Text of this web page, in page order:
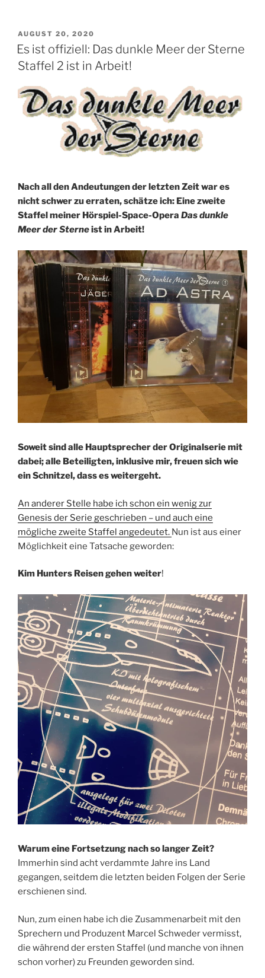
VERÖFFENTLICHT
AM
AUGUST 20, 2020
Es ist offiziell: Das dunkle Meer der Sterne
Staffel 2 ist in Arbeit!
Nach all den Andeutungen der letzten Zeit war es
nicht schwer zu erraten, schätze ich: Eine zweite
Staffel meiner Hörspiel-Space-Opera Das dunkle
Meer der Sterneist in Arbeit!
Soweit sind alle Hauptsprecher der Originalserie mit
dabei; alle Beteiligten, inklusive mir, freuen sich wie
ein Schnitzel, dass es weitergeht.
An anderer Stelle habe ich schon ein wenig zur
Genesis der Serie geschrieben – und auch eine
mögliche zweite Staffel angedeutet. Nun ist aus einer
Möglichkeit eine Tatsache geworden:
Kim Hunters Reisen gehen weiter!
Warum eine Fortsetzung nach so langer Zeit?
Immerhin sind acht verdammte Jahre ins Land
gegangen, seitdem die letzten beiden Folgen der Serie
erschienen sind.
Nun, zum einen habe ich die Zusammenarbeit mit den
Sprechern und Produzent Marcel Schweder vermisst,
die während der ersten Staffel (und manche von ihnen
schon vorher) zu Freunden geworden sind.